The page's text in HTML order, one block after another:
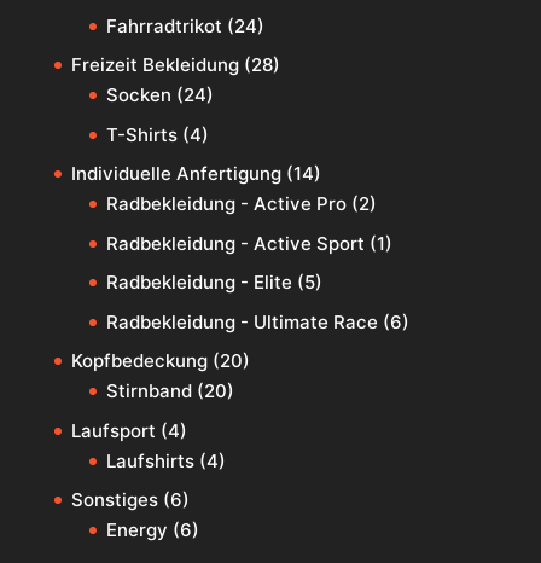
Fahrradtrikot (24)
Freizeit Bekleidung (28)
Socken (24)
T-Shirts (4)
Individuelle Anfertigung (14)
Radbekleidung - Active Pro (2)
Radbekleidung - Active Sport (1)
Radbekleidung - Elite (5)
Radbekleidung - Ultimate Race (6)
Kopfbedeckung (20)
Stirnband (20)
Laufsport (4)
Laufshirts (4)
Sonstiges (6)
Energy (6)